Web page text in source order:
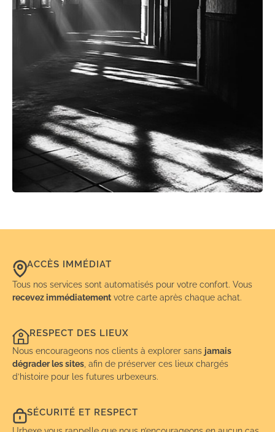
ACCÈS IMMÉDIAT
Tous nos services sont automatisés pour votre confort. Vous
recevez immédiatement votre carte après chaque achat.
RESPECT DES LIEUX
Nous encourageons nos clients à explorer sans jamais
dégrader les sites , afin de préserver ces lieux chargés
d’histoire pour les futures urbexeurs.
SÉCURITÉ ET RESPECT